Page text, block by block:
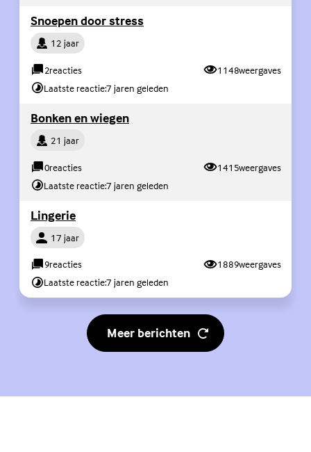
Snoepen door stress
Persoon12 jaar
2reacties 1148weergaves
Laatste reactie:7 jaren geleden
Bonken en wiegen
Persoon21 jaar
0reacties 1415weergaves
Laatste reactie:7 jaren geleden
Lingerie
Persoon17 jaar
9reacties 1889weergaves
Laatste reactie:7 jaren geleden
Meer berichten